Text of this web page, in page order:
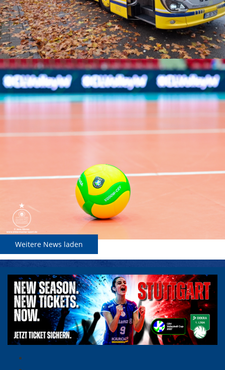
Weitere News laden